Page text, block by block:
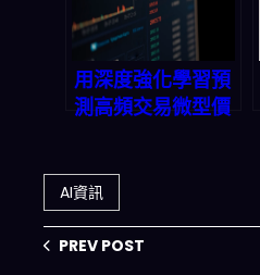
用深度強化學習預
測高頻交易微型價
API、n8n 流程與
風險真相
AI資訊
PREV POST